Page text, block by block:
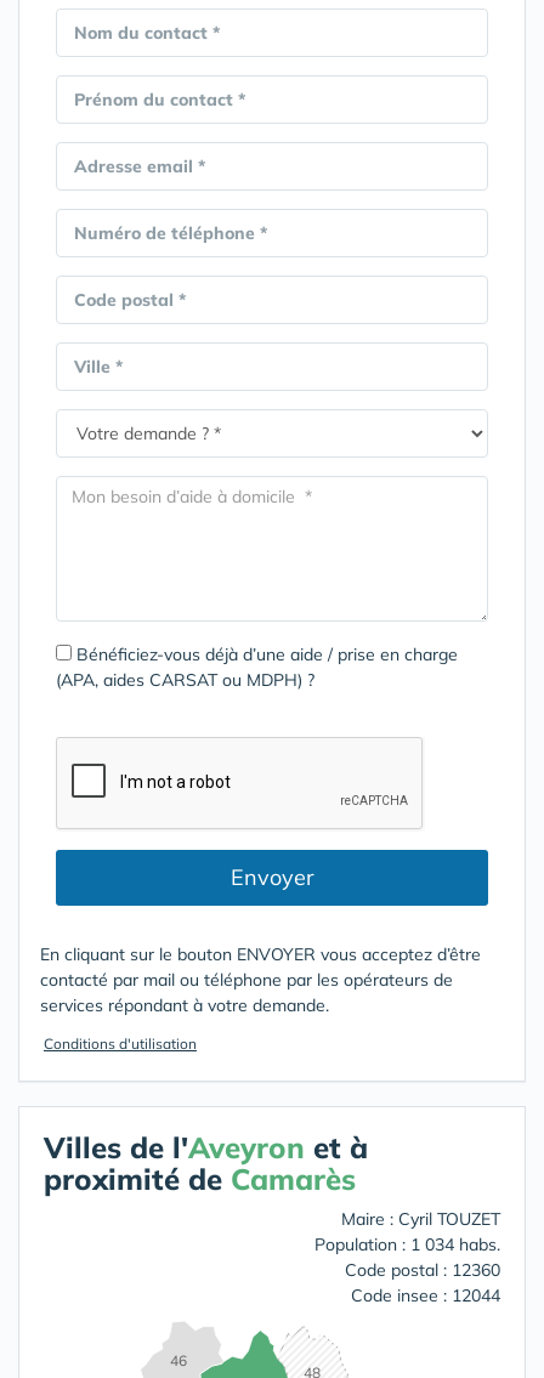
Nom du contact *
Prénom du contact *
Adresse email *
Numéro de téléphone *
Code postal *
Ville *
Bénéficiez-vous déjà d’une aide / prise en charge
(APA, aides CARSAT ou MDPH) ?
Envoyer
En cliquant sur le bouton ENVOYER vous acceptez d’être
contacté par mail ou téléphone par les opérateurs de
services répondant à votre demande.
Conditions d'utilisation
Villes de l'Aveyron et à
proximité de Camarès
Maire : Cyril TOUZET
Population : 1 034 habs.
Code postal : 12360
Code insee : 12044
46
48